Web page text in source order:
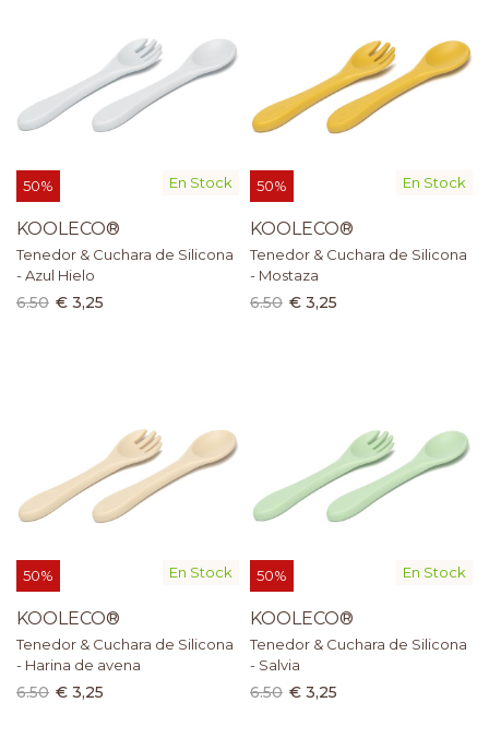
En Stock
50%
KOOLECO®
Tenedor & Cuchara de Silicona
- Azul Hielo
6.50 € 3,25
En Stock
50%
KOOLECO®
Tenedor & Cuchara de Silicona
- Mostaza
6.50 € 3,25
En Stock
50%
KOOLECO®
Tenedor & Cuchara de Silicona
- Harina de avena
6.50 € 3,25
En Stock
50%
KOOLECO®
Tenedor & Cuchara de Silicona
- Salvia
6.50 € 3,25